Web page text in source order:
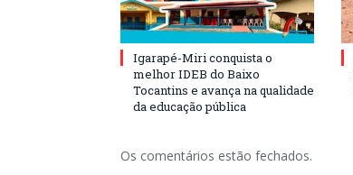
Igarapé-Miri conquista o
melhor IDEB do Baixo
Tocantins e avança na qualidade
da educação pública
Os comentários estão fechados.